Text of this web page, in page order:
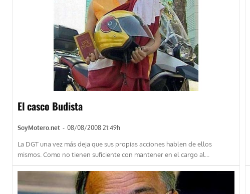
El casco Budista
SoyMotero.net - 08/08/2008 21:49h
La DGT una vez más deja que sus propias acciones hablen de ellos
mismos. Como no tienen suficiente con mantener en el cargo al...